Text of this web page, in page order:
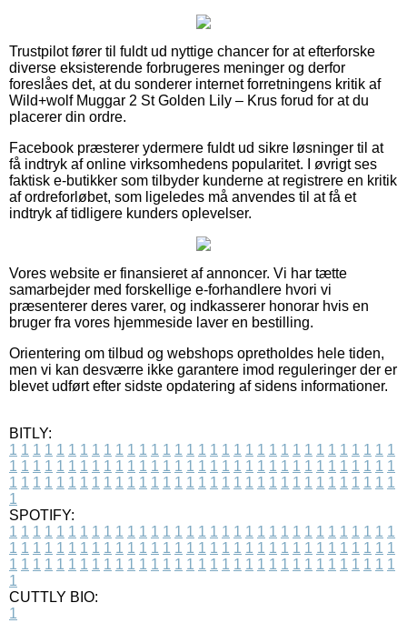
Trustpilot fører til fuldt ud nyttige chancer for at efterforske
diverse eksisterende forbrugeres meninger og derfor
foreslåes det, at du sonderer internet forretningens kritik af
Wild+wolf Muggar 2 St Golden Lily – Krus forud for at du
placerer din ordre.
Facebook præsterer ydermere fuldt ud sikre løsninger til at
få indtryk af online virksomhedens popularitet. I øvrigt ses
faktisk e-butikker som tilbyder kunderne at registrere en kritik
af ordreforløbet, som ligeledes må anvendes til at få et
indtryk af tidligere kunders oplevelser.
Vores website er finansieret af annoncer. Vi har tætte
samarbejder med forskellige e-forhandlere hvori vi
præsenterer deres varer, og indkasserer honorar hvis en
bruger fra vores hjemmeside laver en bestilling.
Orientering om tilbud og webshops opretholdes hele tiden,
men vi kan desværre ikke garantere imod reguleringer der er
blevet udført efter sidste opdatering af sidens informationer.
BITLY:
1 1 1 1 1 1 1 1 1 1 1 1 1 1 1 1 1 1 1 1 1 1 1 1 1 1 1 1 1 1 1 1 1
1 1 1 1 1 1 1 1 1 1 1 1 1 1 1 1 1 1 1 1 1 1 1 1 1 1 1 1 1 1 1 1 1
1 1 1 1 1 1 1 1 1 1 1 1 1 1 1 1 1 1 1 1 1 1 1 1 1 1 1 1 1 1 1 1 1
1
SPOTIFY:
1 1 1 1 1 1 1 1 1 1 1 1 1 1 1 1 1 1 1 1 1 1 1 1 1 1 1 1 1 1 1 1 1
1 1 1 1 1 1 1 1 1 1 1 1 1 1 1 1 1 1 1 1 1 1 1 1 1 1 1 1 1 1 1 1 1
1 1 1 1 1 1 1 1 1 1 1 1 1 1 1 1 1 1 1 1 1 1 1 1 1 1 1 1 1 1 1 1 1
1
CUTTLY BIO:
1